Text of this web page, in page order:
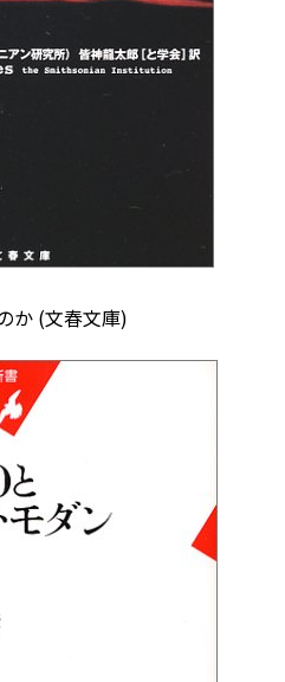
か (文春文庫)